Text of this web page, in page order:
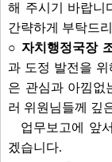
해 주시기 바랍니
간략하게 부탁드
○ 자치행정국장
과 도정 발전을
은 관심과 아낌없
러 위원님들께 깊
업무보고에 앞
겠습니다.